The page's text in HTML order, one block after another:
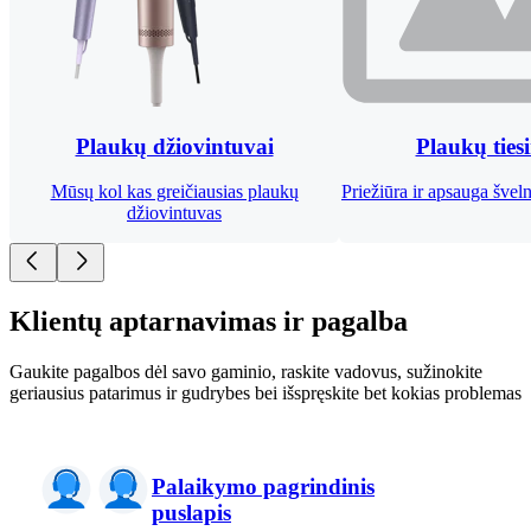
Plaukų džiovintuvai
Mūsų kol kas greičiausias plaukų
džiovintuvas
Plaukų
Priežiūra ir apsauga
Klientų aptarnavimas ir pagalba
Gaukite pagalbos dėl savo gaminio, raskite vadovus, sužinokite
geriausius patarimus ir gudrybes bei išspręskite bet kokias problemas
Palaikymo pagrindinis
puslapis